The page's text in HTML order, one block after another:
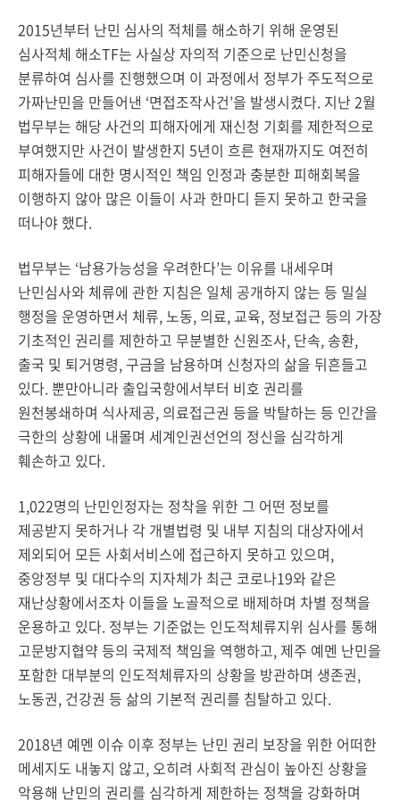
2015년부터 난민 심사의 적체를 해소하기 위해 운영된
심사적체 해소TF는 사실상 자의적 기준으로 난민신청을
분류하여 심사를 진행했으며 이 과정에서 정부가 주도적으로
가짜난민을 만들어낸 ‘면접조작사건’을 발생시켰다. 지난 2월
법무부는 해당 사건의 피해자에게 재신청 기회를 제한적으로
부여했지만 사건이 발생한지 5년이 흐른 현재까지도 여전히
피해자들에 대한 명시적인 책임 인정과 충분한 피해회복을
이행하지 않아 많은 이들이 사과 한마디 듣지 못하고 한국을
떠나야 했다.
법무부는 ‘남용가능성을 우려한다’는 이유를 내세우며
난민심사와 체류에 관한 지침은 일체 공개하지 않는 등 밀실
행정을 운영하면서 체류, 노동, 의료, 교육, 정보접근 등의 가장
기초적인 권리를 제한하고 무분별한 신원조사, 단속, 송환,
출국 및 퇴거명령, 구금을 남용하며 신청자의 삶을 뒤흔들고
있다. 뿐만아니라 출입국항에서부터 비호 권리를
원천봉쇄하며 식사제공, 의료접근권 등을 박탈하는 등 인간을
극한의 상황에 내몰며 세계인권선언의 정신을 심각하게
훼손하고 있다.
1,022명의 난민인정자는 정착을 위한 그 어떤 정보를
제공받지 못하거나 각 개별법령 및 내부 지침의 대상자에서
제외되어 모든 사회서비스에 접근하지 못하고 있으며,
중앙정부 및 대다수의 지자체가 최근 코로나19와 같은
재난상황에서조차 이들을 노골적으로 배제하며 차별 정책을
운용하고 있다. 정부는 기준없는 인도적체류지위 심사를 통해
고문방지협약 등의 국제적 책임을 역행하고, 제주 예멘 난민을
포함한 대부분의 인도적체류자의 상황을 방관하며 생존권,
노동권, 건강권 등 삶의 기본적 권리를 침탈하고 있다.
2018년 예멘 이슈 이후 정부는 난민 권리 보장을 위한 어떠한
메세지도 내놓지 않고, 오히려 사회적 관심이 높아진 상황을
악용해 난민의 권리를 심각하게 제한하는 정책을 강화하며